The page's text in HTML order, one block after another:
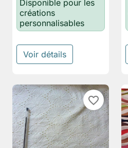
Disponible pour les
créations
personnalisables
Voir détails
favorite_border